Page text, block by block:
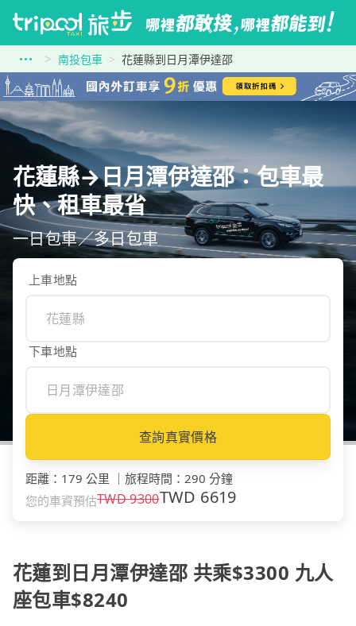
南投包車 花蓮縣到日月潭伊達邵
花蓮縣→日月潭伊達邵：包車最
快、租車最省
一日包車／多日包車
上車地點
下車地點
查詢真實價格
距離 ： 179 公里 旅程時間 ： 290 分鐘
您的車資預估TWD9300TWD 6619
花蓮到日月潭伊達邵 共乘$3300 九人
座包車$8240